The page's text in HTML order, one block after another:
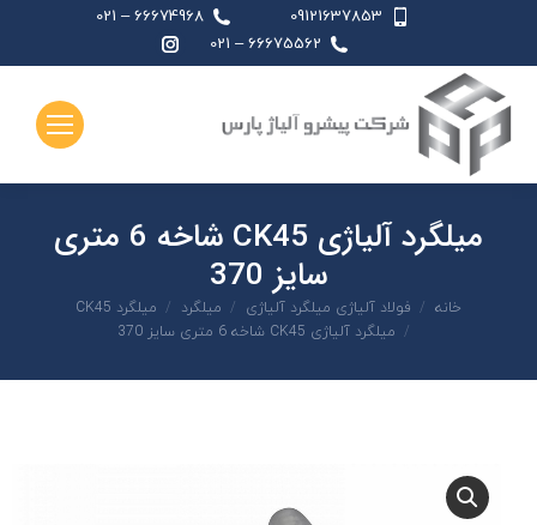
09121637853
66674968 – 021
66675562 – 021
page
میلگرد آلیاژی CK45 شاخه 6 متری
سایز 370
شما اینجا هستید:
خانه فولاد آلیاژی میلگرد آلیاژی میلگرد
میلگرد CK45
میلگرد آلیاژی CK45 شاخه 6 متری سایز 370